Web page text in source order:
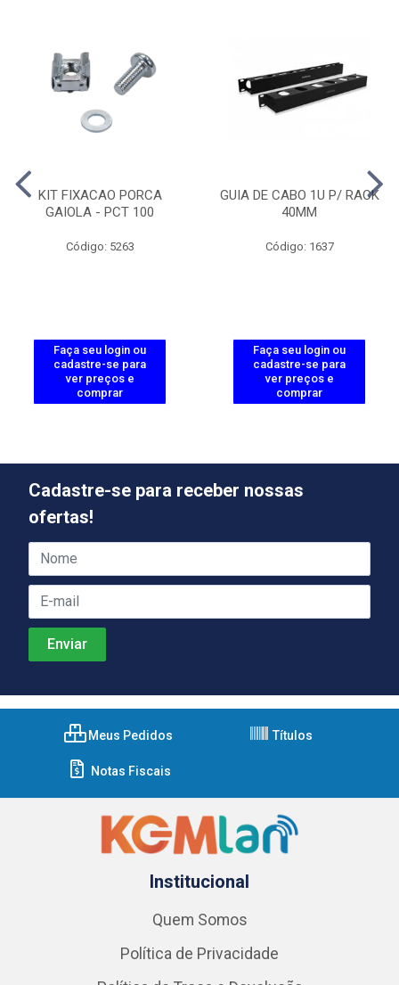
KIT FIXACAO PORCA
GAIOLA - PCT 100
Código: 5263
Faça seu login ou
cadastre-se para
ver preços e
comprar
GUIA DE CABO 1U P/ RACK
40MM
Código: 1637
Faça seu login ou
cadastre-se para
ver preços e
comprar
Cadastre-se para receber nossas
ofertas!
Meus Pedidos Títulos
Notas Fiscais
Institucional
Quem Somos
Política de Privacidade